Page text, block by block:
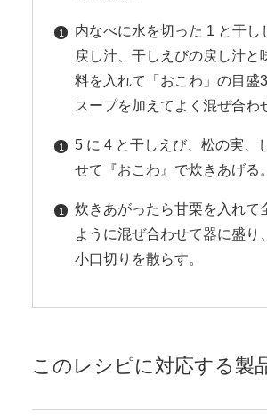
内なべに水を切った 1 と干し
戻し汁、干しえびの戻し汁と
料を入れて「おこわ」の目盛
スープを加えてよく混ぜ合わ
5 に 4 と干しえび、松の実、
せて『おこわ』で炊きあげる。
炊きあがったら甘栗を入れて
ように混ぜ合わせて器に盛り
小口切りを散らす。
このレシピに対応する製